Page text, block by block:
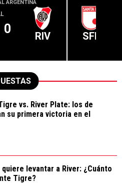
ARGENTINA
0 RIV SFE
vs. River Plate: los de
su primera victoria en el
levantar a River: ¿Cuánto
Tigre?